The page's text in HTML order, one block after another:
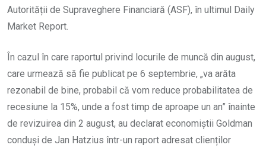
Autorității de Supraveghere Financiară (ASF), în ultimul Daily
Market Report.
În cazul în care raportul privind locurile de muncă din august,
care urmează să fie publicat pe 6 septembrie, „va arăta
rezonabil de bine, probabil că vom reduce probabilitatea de
recesiune la 15%, unde a fost timp de aproape un an” înainte
de revizuirea din 2 august, au declarat economiștii Goldman
conduși de Jan Hatzius într-un raport adresat clienților